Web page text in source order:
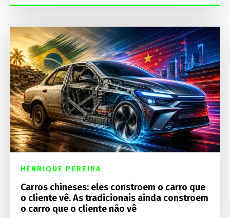
HENRIQUE PEREIRA
Carros chineses: eles constroem o carro que
o cliente vê. As tradicionais ainda constroem
o carro que o cliente não vê